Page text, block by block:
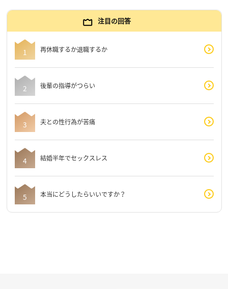
注目の回答
再休職するか退職するか
後輩の指導がつらい
夫との性行為が苦痛
結婚半年でセックスレス
本当にどうしたらいいですか？